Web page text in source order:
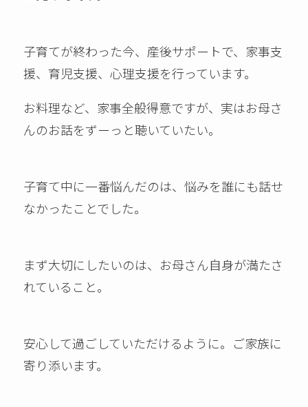
子育てが終わった今、産後サポートで、家事支
援、育児支援、心理支援を行っています。
お料理など、家事全般得意ですが、実はお母さ
んのお話をずーっと聴いていたい。
子育て中に一番悩んだのは、悩みを誰にも話せ
なかったことでした。
まず大切にしたいのは、お母さん自身が満たさ
れていること。
安心して過ごしていただけるように。ご家族に
寄り添います。